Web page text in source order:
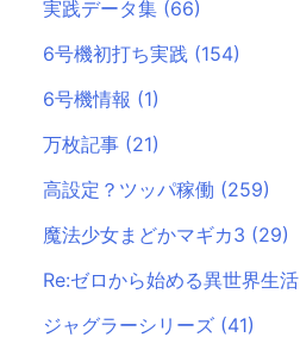
実践データ集 (66)
6号機初打ち実践 (154)
6号機情報 (1)
万枚記事 (21)
高設定？ツッパ稼働 (259)
魔法少女まどかマギカ3 (29)
Re:ゼロから始める異世界生活
ジャグラーシリーズ (41)